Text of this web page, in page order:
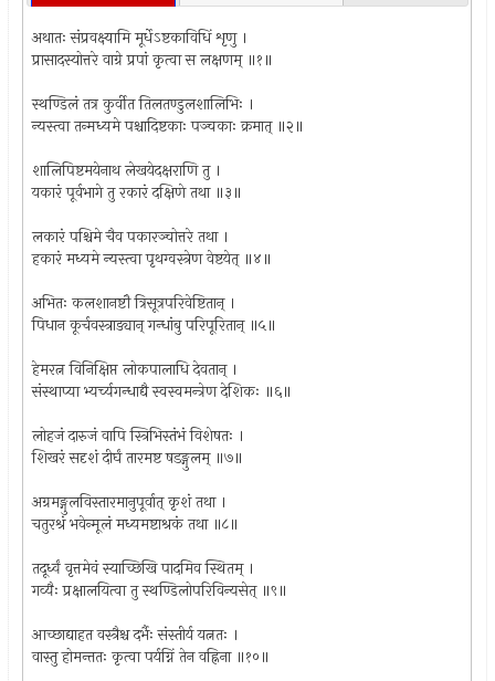
अथातः संप्रवक्ष्यामि मूर्धेऽष्टकाविधिं शृणु ।
प्रासादस्योत्तरे वाग्रे प्रपां कृत्वा स लक्षणम् ॥१॥
स्थण्डिलं तत्र कुर्वीत तिलतण्डुलशालिभिः ।
न्यस्त्वा तन्मध्यमे पश्चादिष्टकाः पञ्चकाः क्रमात् ॥२॥
शालिपिष्टमयेनाथ लेखयेदक्षराणि तु ।
यकारं पूर्वभागे तु रकारं दक्षिणे तथा ॥३॥
लकारं पश्चिमे चैव पकारञ्चोत्तरे तथा ।
हकारं मध्यमे न्यस्त्वा पृथग्वस्त्रेण वेष्टयेत् ॥४॥
अभितः कलशानष्टौ त्रिसूत्रपरिवेष्टितान् ।
पिधान कूर्चवस्त्राड्यान् गन्धांबु परिपूरितान् ॥५॥
हेमरत्न विनिक्षिप्त लोकपालाधि देवतान् ।
संस्थाप्या भ्यर्च्यगन्धाद्यै स्वस्वमन्त्रेण देशिकः ॥६॥
लोहजं दारुजं वापि स्त्रिभिस्तंभं विशेषतः ।
शिखरं सदृशं दीर्घं तारमष्ट षडङ्गुलम् ॥७॥
अग्रमङ्गुलविस्तारमानुपूर्वात् कृशं तथा ।
चतुरश्रं भवेन्मूलं मध्यमष्टाश्रकं तथा ॥८॥
तदूर्ध्वं वृत्तमेवं स्याच्छिखि पादमिव स्थितम् ।
गव्यैः प्रक्षालयित्वा तु स्थण्डिलोपरिविन्यसेत् ॥९॥
आच्छाद्याहत वस्त्रैश्च दर्भैः संस्तीर्य यत्नतः ।
वास्तु होमन्ततः कृत्वा पर्यग्निं तेन वह्निना ॥१०॥